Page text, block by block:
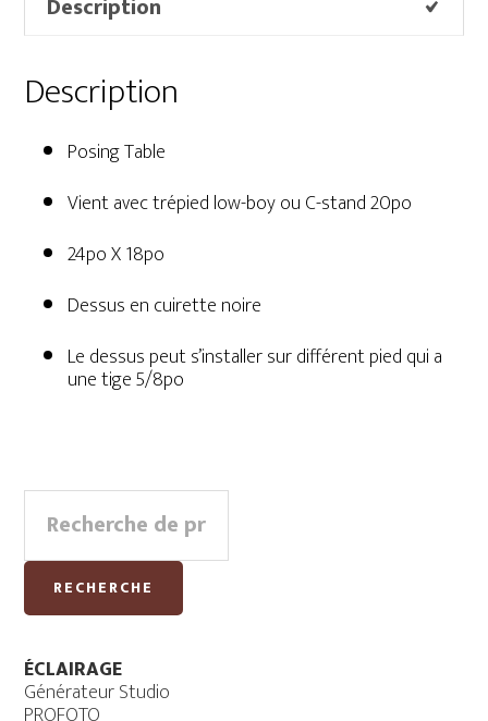
Description
Description
Posing Table
Vient avec trépied low-boy ou C-stand 20po
24po X 18po
Dessus en cuirette noire
Le dessus peut s’installer sur différent pied qui a
une tige 5/8po
Primary
Sidebar
pour :
RECHERCHE
ÉCLAIRAGE
Générateur Studio